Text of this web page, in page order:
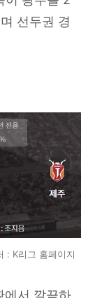
선두권 경
: K리그 홈페이지
에서 깔끔하